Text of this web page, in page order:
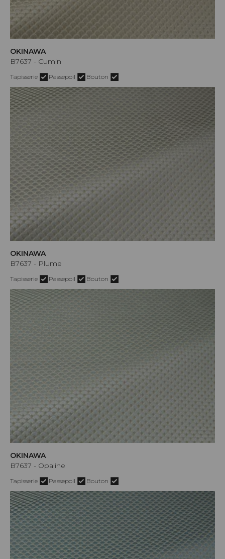
OKINAWA
B7637 - Cumin
Tapisserie Passepoil Bouton
OKINAWA
B7637 - Plume
Tapisserie Passepoil Bouton
OKINAWA
B7637 - Opaline
Tapisserie Passepoil Bouton